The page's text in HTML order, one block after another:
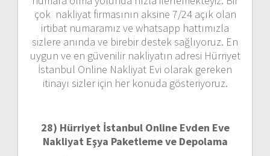
çok nakliyat firmasının aksine 7/24 açık olan
irtibat numaramız ve whatsapp hattımızla
sizlere anında ve birebir destek sağlıyoruz. En
uygun ve en güvenilir nakliyatın adresi Hürriyet
İstanbul Online Nakliyat Evi olarak gereken
itinayı sizler için her konuda gösteriyoruz.
28) Hürriyet İstanbul Online Evden Eve
Nakliyat Eşya Paketleme ve Depolama